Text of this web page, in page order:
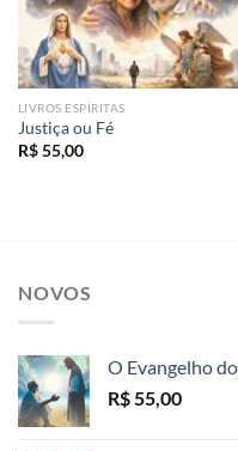
LIVROS ESPÍRITAS
Justiça ou Fé
R$55,00
NOVOS
O Evangelho
R$55,00